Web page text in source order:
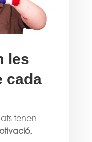
les
cada
tenen
.